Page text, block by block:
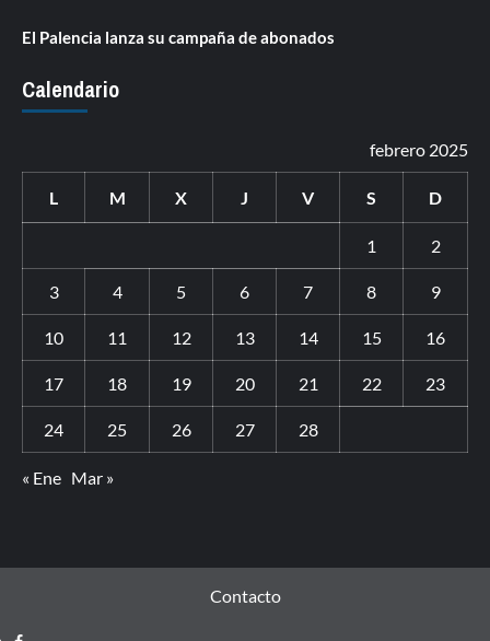
El Palencia lanza su campaña de abonados
Calendario
febrero 2025
L M X J V S D
1 2
3 4 5 6 7 8 9
10 11 12 13 14 15 16
17 18 19 20 21 22 23
24 25 26 27 28
« Ene Mar »
Contacto